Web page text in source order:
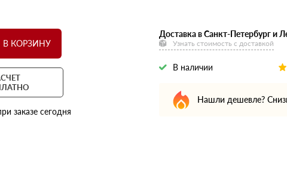
В КОРЗИНУ
заказе сегодня
Доставка в Санкт-Петербург и
Узнать стоимость с доставкой
В наличии
Нашли дешевле?